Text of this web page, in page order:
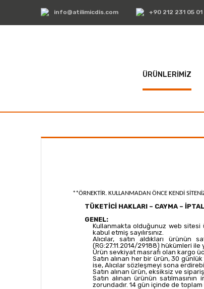
info@atilimicdis.com +90 212 231 05 01
ÜRÜNLERİMİZ
**ÖRNEKTİR. KULLANMADAN ÖNCE KENDİ
TÜKETİCİ HAKLARI – CAYMA –
GENEL:
Kullanmakta olduğunuz web
kabul etmiş sayılırsınız.
Alıcılar, satın aldıkları ürünün
(RG:27.11.2014/29188) hükümleri
Ürün sevkiyat masrafı olan kargo
Satın alınan her bir ürün, 30
ise, Alıcılar sözleşmeyi sona
Satın alınan ürün, eksiksiz ve
Satın alınan ürünün
zorundadır. 14 gün içinde de toplam